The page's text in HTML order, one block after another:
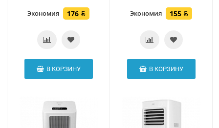
Экономия 176
В КОРЗИНУ
Экономия 155
В КОРЗИНУ